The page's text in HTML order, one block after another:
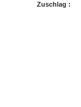
Zuschlag :